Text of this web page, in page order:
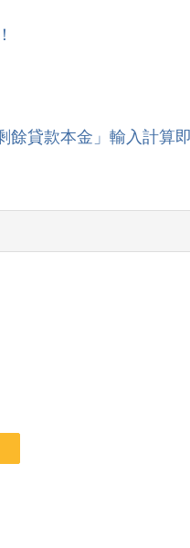
餘貸款本金」輸入計算即